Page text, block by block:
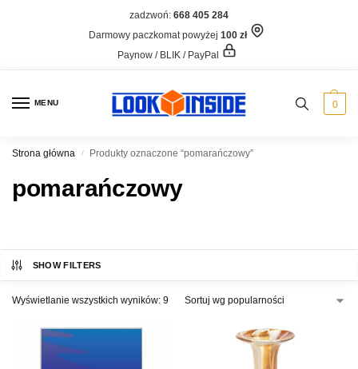
zadzwoń: 668 405 284
Darmowy paczkomat powyżej 100 zł
Paynow / BLIK / PayPal
MENU 0
Strona główna / Produkty oznaczone “pomarańczowy”
pomarańczowy
SHOW FILTERS
Wyświetlanie wszystkich wyników: 9